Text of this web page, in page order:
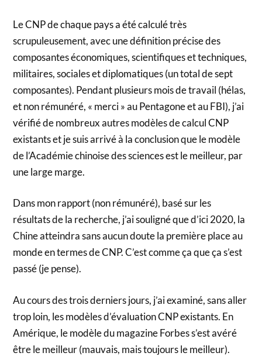
Le CNP de chaque pays a été calculé très
scrupuleusement, avec une définition précise des
composantes économiques, scientifiques et techniques,
militaires, sociales et diplomatiques (un total de sept
composantes). Pendant plusieurs mois de travail (hélas,
et non rémunéré, « merci » au Pentagone et au FBI), j’ai
vérifié de nombreux autres modèles de calcul CNP
existants et je suis arrivé à la conclusion que le modèle
de l’Académie chinoise des sciences est le meilleur, par
une large marge.
Dans mon rapport (non rémunéré), basé sur les
résultats de la recherche, j’ai souligné que d’ici 2020, la
Chine atteindra sans aucun doute la première place au
monde en termes de CNP. C’est comme ça que ça s’est
passé (je pense).
Au cours des trois derniers jours, j’ai examiné, sans aller
trop loin, les modèles d’évaluation CNP existants. En
Amérique, le modèle du magazine Forbes s’est avéré
être le meilleur (mauvais, mais toujours le meilleur).